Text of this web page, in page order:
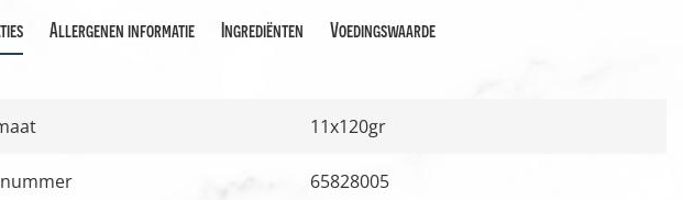
Allergenen informatie Ingrediënten Voedingswaarde
11x120gr
65828005